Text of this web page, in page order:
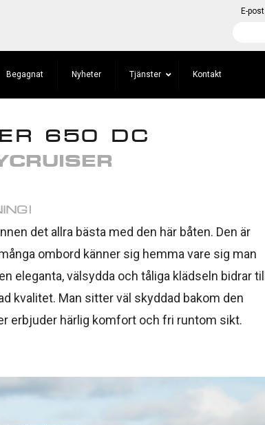
E-post
Begagnat Nyheter Tjänster Kontakt
650 DC
det allra bästa med den här båten. Den är
ombord känner sig hemma vare sig man
eleganta, välsydda och tåliga klädseln bidrar till
kvalitet. Man sitter väl skyddad bakom den
erbjuder härlig komfort och fri runtom sikt.